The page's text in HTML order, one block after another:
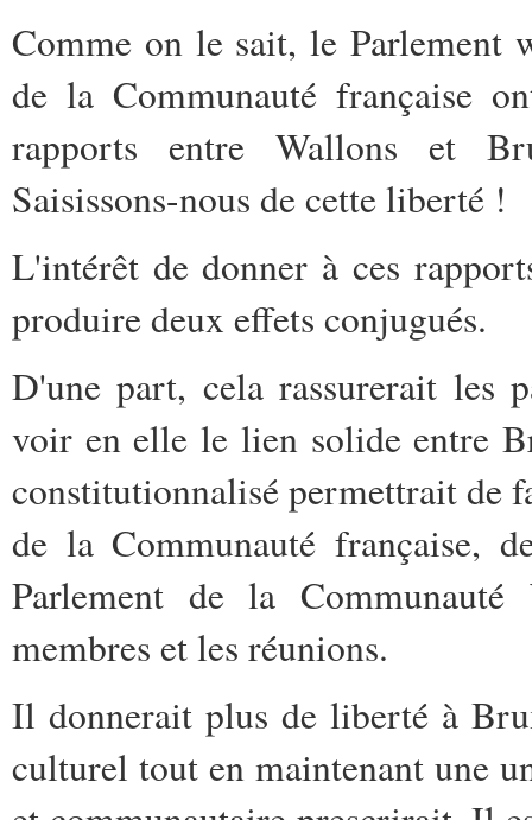
Comme on le sait, le Parlement
de la Communauté française
rapports entre Wallons et
Saisissons-nous de cette liberté !
L'intérêt de donner à ces
produire deux effets conjugués.
D'une part, cela rassurerait les
voir en elle le lien solide entre
constitutionnalisé permettrait de
de la Communauté française,
Parlement de la
membres et les réunions.
Il donnerait plus de liberté à
culturel tout en maintenant une